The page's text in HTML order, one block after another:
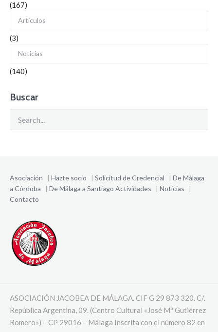
(167)
Artículos
(3)
Noticias
(140)
Buscar
Asociación | Hazte socio | Solicitud de Credencial | De Málaga
a Córdoba | De Málaga a Santiago Actividades | Noticias |
Contacto
ASOCIACIÓN JACOBEA DE MÁLAGA. CIF G 29 873 320. C/.
República Argentina, 09. (Centro Cultural «José Mª Gutiérrez
Romero») – CP 29016 – Málaga Inscrita con el número 82 en